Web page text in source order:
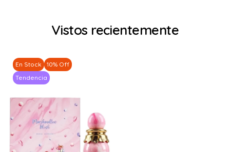
Vistos recientemente
En Stock
10% Off
Tendencia